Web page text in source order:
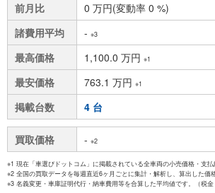
前月比
0 万円(変動率 0 %)
諸費用平均
- ※3
最高価格 1,100.0 万円 ※1
最安価格 763.1 万円 ※1
掲載台数 4 台
買取価格 - ※2
※1 現在「車選びドットコム」に掲載されている全車両の小売価格・支払
※2 全国の買取データを毎週直近6ヶ月ごとに集計・解析し、算出した価格
※3 名義変更・車庫証明代行・納車費用等を合算した平均値です。（税金